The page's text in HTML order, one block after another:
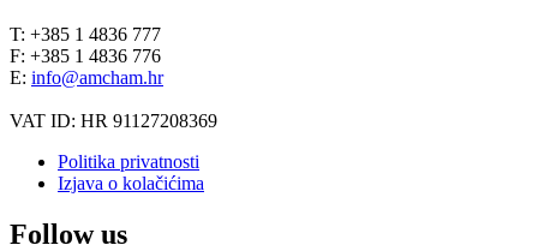
T: +385 1 4836 777
F: +385 1 4836 776
E: info@amcham.hr
VAT ID: HR 91127208369
Politika privatnosti
Izjava o kolačićima
Follow us